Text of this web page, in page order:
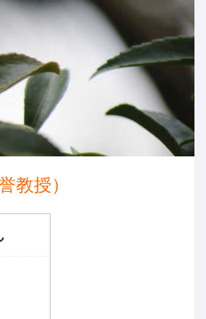
教授）